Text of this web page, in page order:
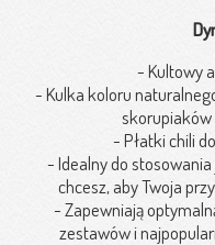
- Kultowy
- Kulka koloru
- Płatki chili
- Idealny do
chcesz, aby Twoja
- Zapewniają
zestawów i